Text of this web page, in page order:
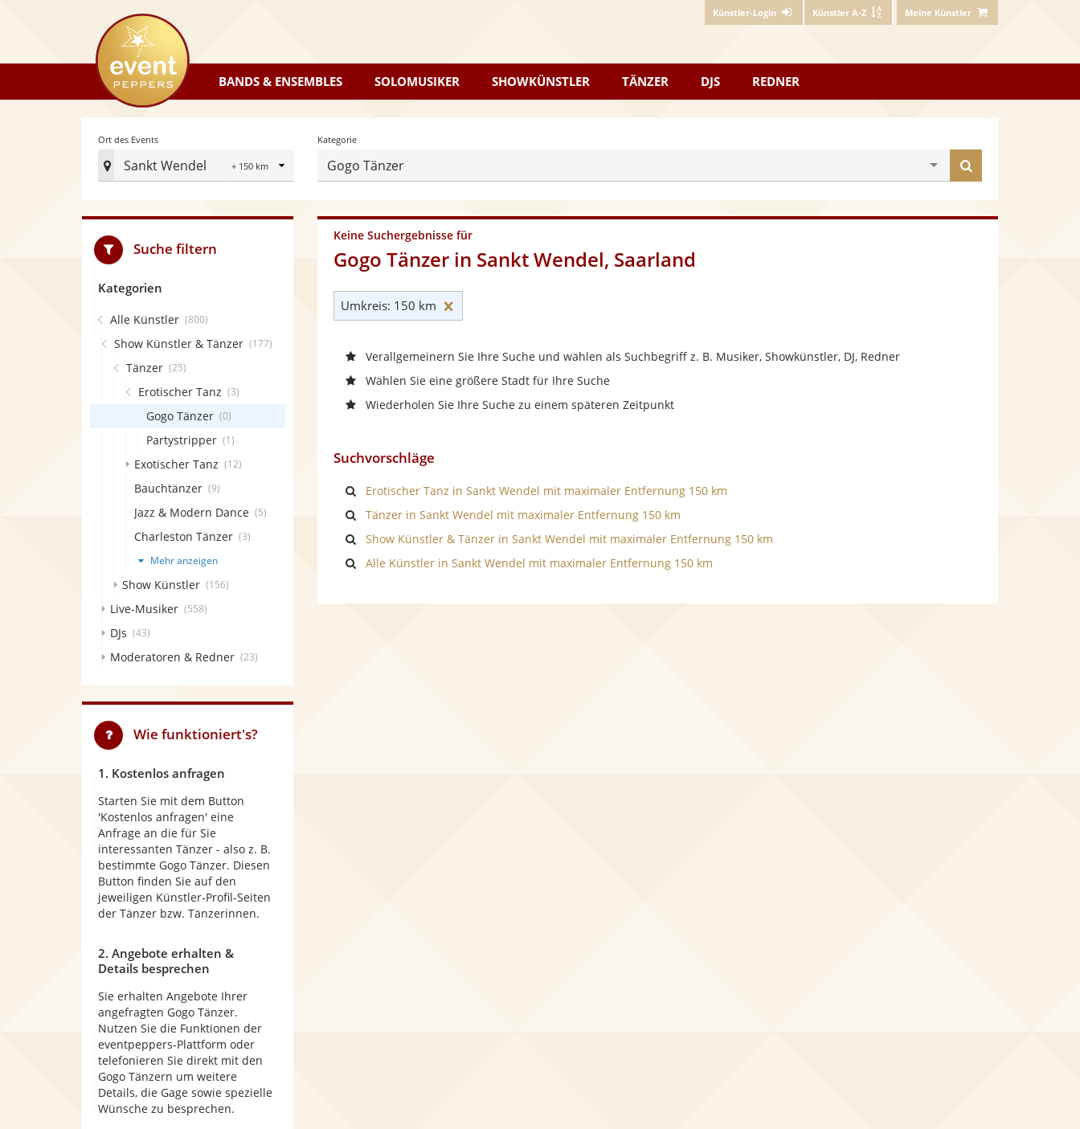
Künstler-Login Künstler A-Z Meine Künstler
eventpeppers
BANDS & ENSEMBLES SOLOMUSIKER SHOWKÜNSTLER TÄNZER DJS REDNER
Ort des Events
Sankt Wendel
Radius
Ort
Events
festlegen
Kategorie
Gogo Tänzer
finden
Keine Suchergebnisse für
Gogo Tänzer in Sankt Wendel, Saarland
Umkreis: 150 km
Verallgemeinern Sie Ihre Suche und wählen als Suchbegriff z. B. Musiker, Showkünstler, DJ, Redner
Wählen Sie eine größere Stadt für Ihre Suche
Wiederholen Sie Ihre Suche zu einem späteren Zeitpunkt
Suchvorschläge
Erotischer Tanz in Sankt Wendel mit maximaler Entfernung 150 km
Tänzer in Sankt Wendel mit maximaler Entfernung 150 km
Show Künstler & Tänzer in Sankt Wendel mit maximaler Entfernung 150 km
Alle Künstler in Sankt Wendel mit maximaler Entfernung 150 km
Suche filtern
Kategorien
Alle Künstler (800)
Show Künstler & Tänzer (177)
Tänzer (25)
Erotischer Tanz (3)
Gogo Tänzer (0)
Partystripper (1)
Exotischer Tanz (12)
Bauchtänzer (9)
Jazz & Modern Dance (5)
Charleston Tänzer (3)
Mehr anzeigen
Show Künstler (156)
Live-Musiker (558)
DJs (43)
Moderatoren & Redner (23)
Wie funktioniert's?
1. Kostenlos anfragen
Starten Sie mit dem Button
'Kostenlos anfragen' eine
Anfrage an die für Sie
interessanten Tänzer - also z. B.
bestimmte Gogo Tänzer. Diesen
Button finden Sie auf den
jeweiligen Künstler-Profil-Seiten
der Tänzer bzw. Tänzerinnen.
2. Angebote erhalten &
Details besprechen
Sie erhalten Angebote Ihrer
angefragten Gogo Tänzer.
Nutzen Sie die Funktionen der
eventpeppers-Plattform oder
telefonieren Sie direkt mit den
Gogo Tänzern um weitere
Details, die Gage sowie spezielle
Wünsche zu besprechen.